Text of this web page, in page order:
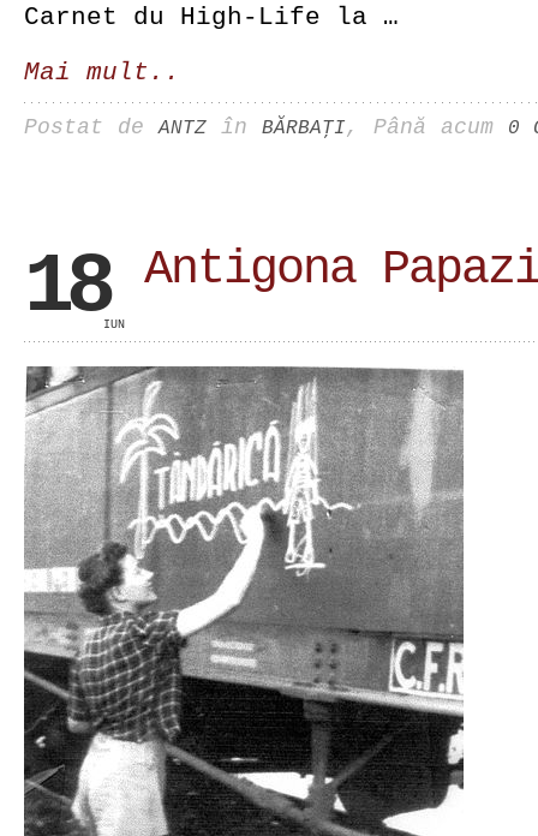
Carnet du High-Life la …
Mai mult..
Postat deANTZ în BĂRBAŢI, Până acum 0
18IUN
Antigona